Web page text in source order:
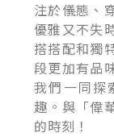
注於儀態、
優雅又不失
搭搭配和獨
段更加有品
我們一同探
趣。與「偉
的時刻！